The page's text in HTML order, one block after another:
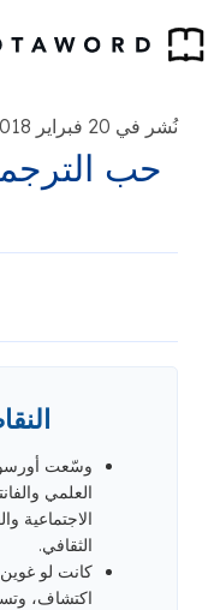
نُشر في 20 فبراير 2018
حب
وسّعت
العلمي
الاجتماعية
الثقافي.
كانت لو
اكتشاف،